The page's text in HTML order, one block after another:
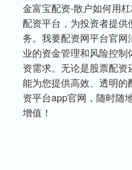
金富宝配资-散户如何用
配资平台，为投资者提
务。我要配资网平台官
业的资金管理和风险控
资需求。无论是股票配
能为您提供高效、透明
资平台app官网，随时随
增值！